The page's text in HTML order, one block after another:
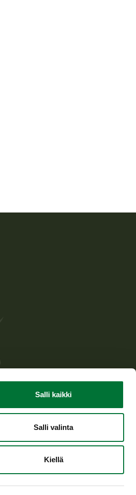
Salli kaikki
Salli valinta
Kiellä